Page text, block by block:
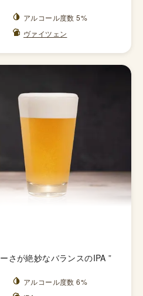
アルコール度数 5%
ヴァイツェン
さが絶妙なバランスのIPA ”
アルコール度数 6%